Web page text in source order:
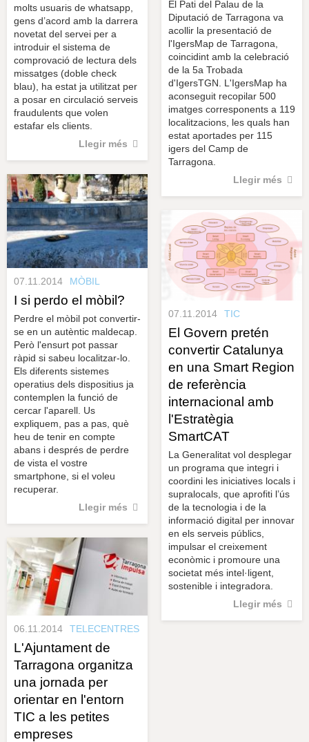
molts usuaris de whatsapp,
gens d’acord amb la darrera
novetat del servei per a
introduir el sistema de
comprovació de lectura dels
missatges (doble check
blau), ha estat ja utilitzat per
a posar en circulació serveis
fraudulents que volen
estafar els clients.
Llegir més
El Pati del Palau de la
Diputació de Tarragona va
acollir la presentació de
l'IgersMap de Tarragona,
coincidint amb la celebració
de la 5a Trobada
d'IgersTGN. L'IgersMap ha
aconseguit recopilar 500
imatges corresponents a 119
localitzacions, les quals han
estat aportades per 115
igers del Camp de
Tarragona.
Llegir més
07.11.2014 MÒBIL
I si perdo el mòbil?
Perdre el mòbil pot convertir-
se en un autèntic maldecap.
Però l'ensurt pot passar
ràpid si sabeu localitzar-lo.
Els diferents sistemes
operatius dels dispositius ja
contemplen la funció de
cercar l'aparell. Us
expliquem, pas a pas, què
heu de tenir en compte
abans i després de perdre
de vista el vostre
smartphone, si el voleu
recuperar.
Llegir més
07.11.2014 TIC
El Govern pretén
convertir Catalunya
en una Smart Region
de referència
internacional amb
l'Estratègia
SmartCAT
La Generalitat vol desplegar
un programa que integri i
coordini les iniciatives locals i
supralocals, que aprofiti l’ús
de la tecnologia i de la
informació digital per innovar
en els serveis públics,
impulsar el creixement
econòmic i promoure una
societat més intel·ligent,
sostenible i integradora.
Llegir més
06.11.2014 TELECENTRES
L'Ajuntament de
Tarragona organitza
una jornada per
orientar en l'entorn
TIC a les petites
empreses